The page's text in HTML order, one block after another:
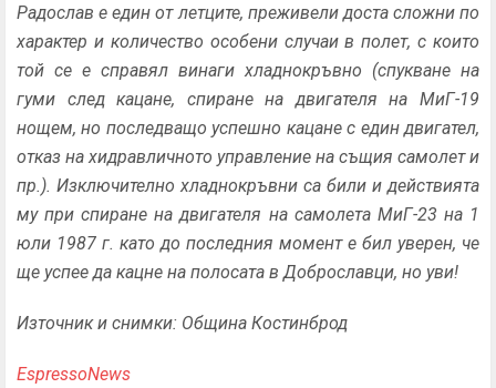
Радослав е един от летците, преживели доста сложни по
характер и количество особени случаи в полет, с които
той се е справял винаги хладнокръвно (спукване на
гуми след кацане, спиране на двигателя на МиГ-19
нощем, но последващо успешно кацане с един двигател,
отказ на хидравличното управление на същия самолет и
пр.). Изключително хладнокръвни са били и действията
му при спиране на двигателя на самолета МиГ-23 на 1
юли 1987 г. като до последния момент е бил уверен, че
ще успее да кацне на полосата в Доброславци, но уви!
Източник и снимки: Община Костинброд
EspressoNews